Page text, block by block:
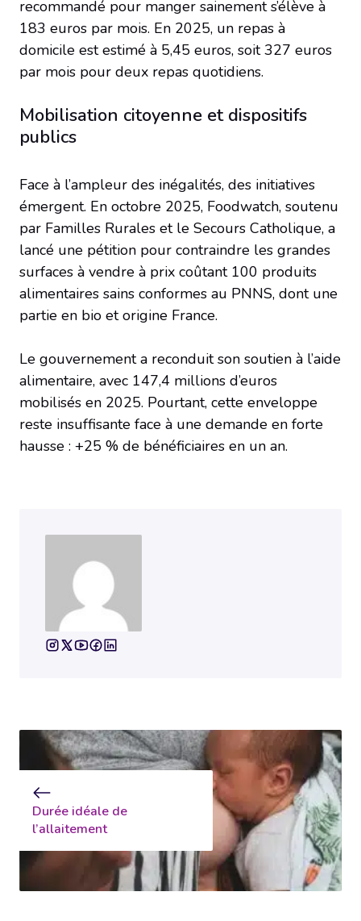
recommandé pour manger sainement s’élève à
183 euros par mois. En 2025, un repas à
domicile est estimé à 5,45 euros, soit 327 euros
par mois pour deux repas quotidiens.
Mobilisation citoyenne et dispositifs
publics
Face à l’ampleur des inégalités, des initiatives
émergent. En octobre 2025, Foodwatch, soutenu
par Familles Rurales et le Secours Catholique, a
lancé une pétition pour contraindre les grandes
surfaces à vendre à prix coûtant 100 produits
alimentaires sains conformes au PNNS, dont une
partie en bio et origine France.
Le gouvernement a reconduit son soutien à l’aide
alimentaire, avec 147,4 millions d’euros
mobilisés en 2025. Pourtant, cette enveloppe
reste insuffisante face à une demande en forte
hausse : +25 % de bénéficiaires en un an.
Durée idéale de
l’allaitement